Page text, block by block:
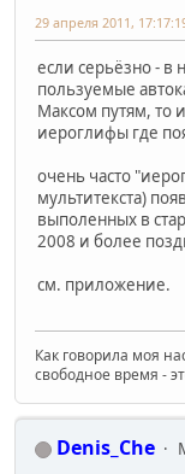
29 апреля 2011,
если серьёзно - в
пользуемые
Максом путям, то
иероглифы где
очень часто
мультитекста)
выполенных в
2008 и более
см. приложение.
Как говорила моя
свободное время -
Denis_Che